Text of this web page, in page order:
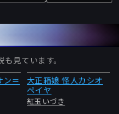
見ています。
ン＝
大正箱娘 怪人カシオ
ペイヤ
紅玉いづき